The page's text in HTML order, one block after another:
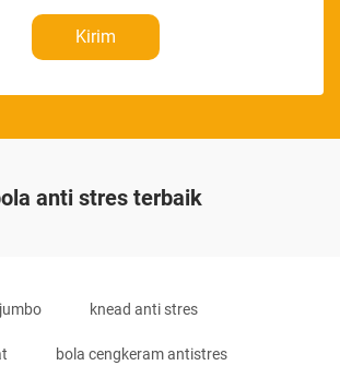
Kirim
anti stres terbaik
knead anti stres
bola cengkeram antistres